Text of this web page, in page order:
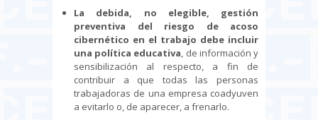
La debida, no elegible, gestión
preventiva del riesgo de acoso
cibernético en el trabajo debe incluir
una política educativa, de información y
sensibilización al respecto, a fin de
contribuir a que todas las personas
trabajadoras de una empresa coadyuven
a evitarlo o, de aparecer, a frenarlo.